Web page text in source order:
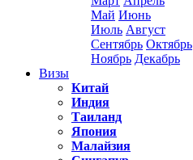
Май Июнь
Июль Август
Сентябрь Октябрь
Ноябрь Декабрь
Визы
Китай
Индия
Таиланд
Япония
Малайзия